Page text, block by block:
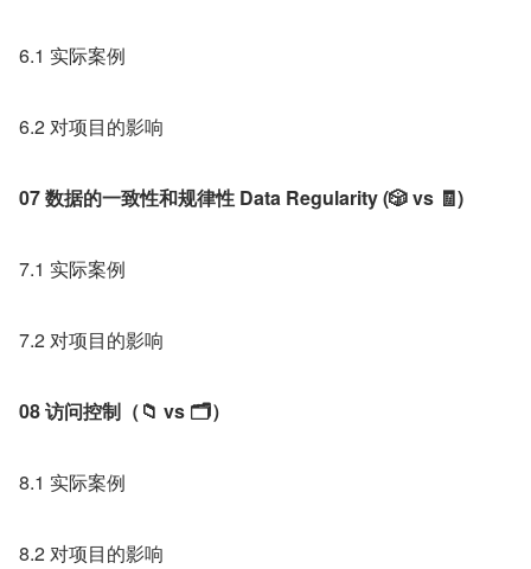
6.1 实际案例
6.2 对项目的影响
07 数据的一致性和规律性 Data Regularity (🎲 vs 🧾)
7.1 实际案例
7.2 对项目的影响
08 访问控制（📁 vs 🗂）
8.1 实际案例
8.2 对项目的影响